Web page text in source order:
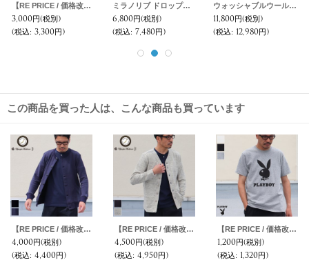
【RE PRICE/価格改定】麻混デニムワイド2タックアンクルパンツ【MADE IN JAPAN】『日本製』 / Upscape Audience
6,800円(税別)
(税込: 7,480円)
ヘビーオックスノーカラーフィールドジャケット【MADE IN JAPAN】『日本製』/ Upscape Audience
10,800円(税別)
(税込: 11,880円)
【RE PRICE / 価格改定】馬布2ボタンテーラードジャケット【MADE IN JAPAN】『日本製』 / Upscape Audience
6,900円(税別)
(税込: 7,590円)
この商品を買った人は、こんな商品も買っています
【RE PRICE / 価格改定】ソフトエアー裏毛ノーカラーブルゾン【MADE IN JAPAN】『日本製』/ Upscape Audience
4,000円(税別)
(税込: 4,400円)
【RE PRICE / 価格改定】度詰裏毛ベースボールL/Sカーディガン【MADE IN JAPAN】『日本製』/ Upscape Audience
4,500円(税別)
(税込: 4,950円)
【RE PRICE / 価格改定】PLAYBOY ラビッドヘッドオールドプリント半袖Tシャツ / Audience
1,200円(税別)
(税込: 1,320円)